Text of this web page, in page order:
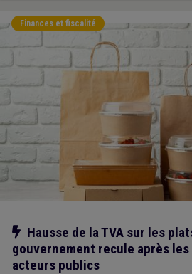
Finances et fiscalité
Notre action
Hausse de la TVA sur les
gouvernement recule après
acteurs publics